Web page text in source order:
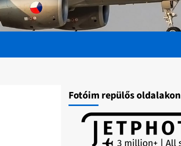
Fotóim repülős oldalakon